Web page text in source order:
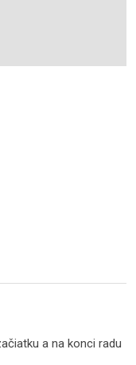
a na konci radu